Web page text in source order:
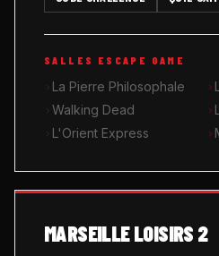
MUSIK ROOM KARAOKÉ
QUIZ GAME
SALLES ESCAPE GAME
La Pierre Philosophale
Walking Dead
L'Orient Express
MARSEILLE LOISIRS 2